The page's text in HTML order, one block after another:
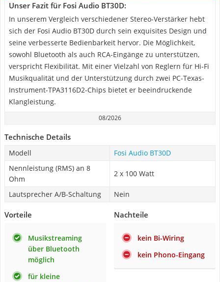
Unser Fazit für Fosi Audio BT30D:
In unserem Vergleich verschiedener Stereo-Verstärker hebt
sich der Fosi Audio BT30D durch sein exquisites Design und
seine verbesserte Bedienbarkeit hervor. Die Möglichkeit,
sowohl Bluetooth als auch RCA-Eingänge zu unterstützen,
verspricht Flexibilität. Mit einer Vielzahl von Reglern für Hi-Fi
Musikqualität und der Unterstützung durch zwei PC-Texas-
Instrument-TPA3116D2-Chips bietet er beeindruckende
Klangleistung.
08/2026
Technische Details
Modell
Fosi Audio BT30D
Nennleistung (RMS) an 8
Ohm
2 x 100 Watt
Lautsprecher A/B-Schaltung Nein
Vorteile
Musikstreaming
über Bluetooth
möglich
für kleine
Nachteile
kein Bi-Wiring
kein Phono-Eingang